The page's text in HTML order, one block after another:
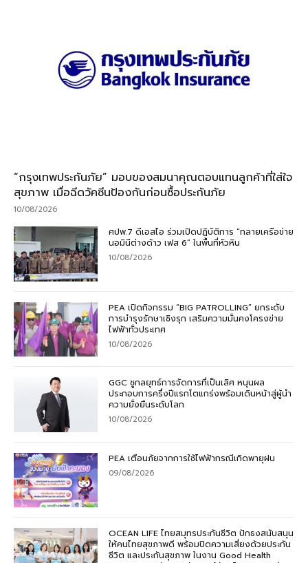
“กรุงเทพประกันภัย” มอบของสมนาคุณตอบแทนลูกค้าที่ใส่ใจ
สุขภาพ เมื่อฉีดวัคซีนป้องกันก่อนซื้อประกันภัย
10/08/2026
ศปพ.7 ดีเอสไอ ร่วมเปิดปฏิบัติการ “ทลายเครือข่าย
นอมินีต่างด้าว เฟส 6” ในพื้นที่หัวหิน
10/08/2026
PEA เปิดกิจกรรม “BIG PATROLLING” ยกระดับ
การบำรุงรักษาเชิงรุก เสริมความมั่นคงโครงข่าย
ไฟฟ้าทั่วประเทศ
10/08/2026
GGC ชูกลยุทธ์การจัดการที่เป็นเลิศ หนุนผล
ประกอบการครึ่งปีแรกโตแกร่งพร้อมเดินหน้าสู่ผู้นำ
ความยั่งยืนระดับโลก
10/08/2026
PEA เตือนภัยจากการใช้ไฟฟ้ากรณีเกิดพายุฝน
09/08/2026
OCEAN LIFE ไทยสมุทรประกันชีวิต ปักธงสนับสนุน
ให้คนไทยสุขภาพดี พร้อมปิดความเสี่ยงด้วยประกัน
ชีวิต และประกันสุขภาพ ในงาน Good Health